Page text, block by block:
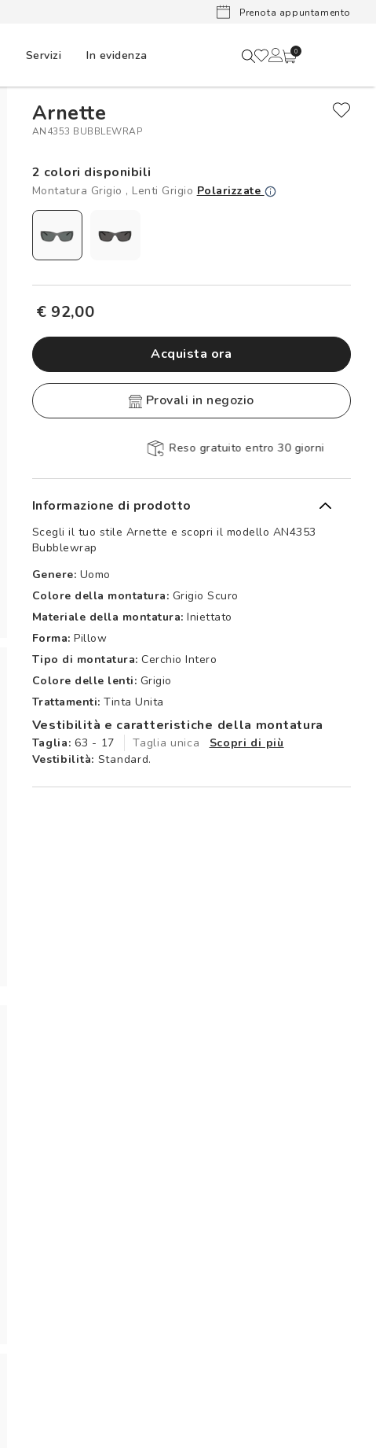
Ora
Prenota appuntamento
Servizi In evidenza 0
Arnette
AN4353 BUBBLEWRAP
2 colori disponibili
Montatura Grigio , Lenti Grigio Polarizzate
€ 92,00
Acquista ora
provali in negozio
Reso gratuito entro 30 giorni
Informazione di prodotto
Scegli il tuo stile Arnette e scopri il modello AN4353
Bubblewrap
Genere: Uomo
Colore della montatura: Grigio Scuro
Materiale della montatura: Iniettato
Forma: Pillow
Tipo di montatura: Cerchio Intero
Colore delle lenti: Grigio
Trattamenti: Tinta Unita
Vestibilità e caratteristiche della montatura
Taglia: 63 - 17 Taglia unica
Scopri di più
Vestibilità: Standard.